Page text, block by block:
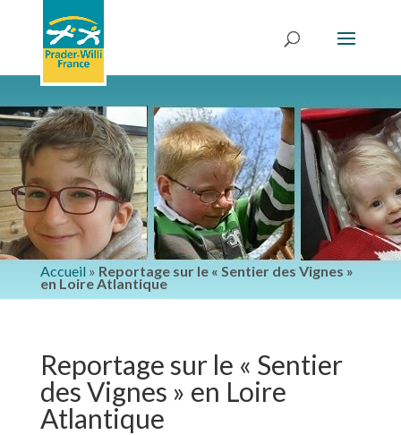
Accueil » Reportage sur le « Sentier des Vignes »
en Loire Atlantique
Reportage sur le « Sentier
des Vignes » en Loire
Atlantique